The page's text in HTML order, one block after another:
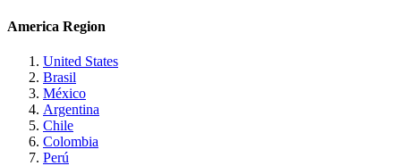
America Region
United States
Brasil
México
Argentina
Chile
Colombia
Perú